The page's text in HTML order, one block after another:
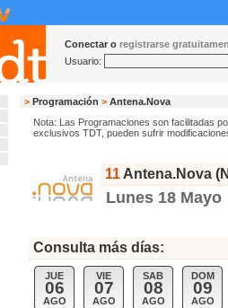
Conectar o registrarse
Usuario:
> Programación > Antena.Nova
Nota: Las Programaciones son facilitadas
exclusivos TDT, pueden sufrir
11 Antena.Nova
Lunes 18 Mayo
Consulta más días:
JUE
06
AGO
VIE
07
AGO
SAB
08
AGO
DOM
09
AGO